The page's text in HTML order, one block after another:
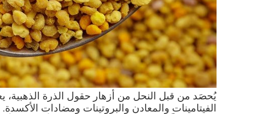
يُحصَد من قبل النحل من أزهار حقول الذرة الذهبية،